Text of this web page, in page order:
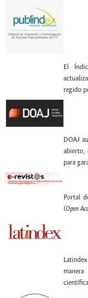
El
regido
DOAJ
abierto,
para
Portal
(Open